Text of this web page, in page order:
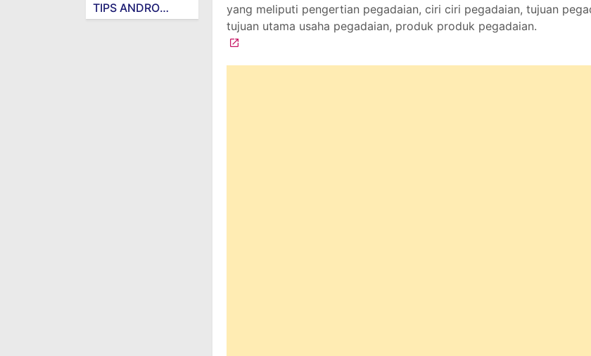
yang meliputi pengertian pegadaian, ciri ciri pegadaian, tujuan
tujuan utama usaha pegadaian, produk produk pegadaian.
TIPS ANDROID